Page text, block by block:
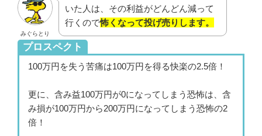
みぐらとり
いた人は、その利益がどんどん減って
行くので怖くなって投げ売りします。
プロスペクト
100万円を失う苦痛は100万円を得る快楽の2.5倍！
更に、含み益100万円が0になってしまう恐怖は、含
み損が100万円から200万円になってしまう恐怖の2
倍！